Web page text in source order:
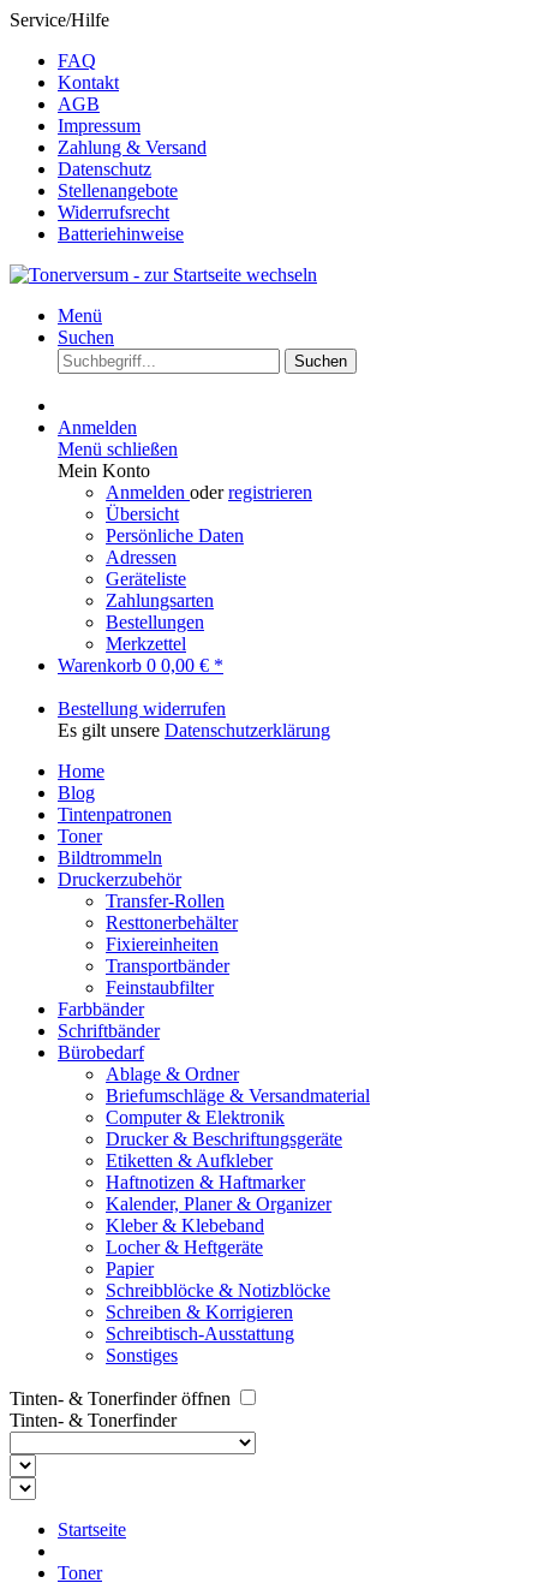
Service/Hilfe
FAQ
Kontakt
AGB
Impressum
Zahlung & Versand
Datenschutz
Stellenangebote
Widerrufsrecht
Batteriehinweise
Menü
Suchen
Suchen
Anmelden
Menü schließen
Mein Konto
Anmelden oderregistrieren
Übersicht
Persönliche Daten
Adressen
Geräteliste
Zahlungsarten
Bestellungen
Merkzettel
Warenkorb 0 0,00 € *
Bestellung widerrufen
Es gilt unsere Datenschutzerklärung
Home
Blog
Tintenpatronen
Toner
Bildtrommeln
Druckerzubehör
Transfer-Rollen
Resttonerbehälter
Fixiereinheiten
Transportbänder
Feinstaubfilter
Farbbänder
Schriftbänder
Bürobedarf
Ablage & Ordner
Briefumschläge & Versandmaterial
Computer & Elektronik
Drucker & Beschriftungsgeräte
Etiketten & Aufkleber
Haftnotizen & Haftmarker
Kalender, Planer & Organizer
Kleber & Klebeband
Locher & Heftgeräte
Papier
Schreibblöcke & Notizblöcke
Schreiben & Korrigieren
Schreibtisch-Ausstattung
Sonstiges
Tinten- & Tonerfinder öffnen
Tinten- & Tonerfinder
Startseite
Toner